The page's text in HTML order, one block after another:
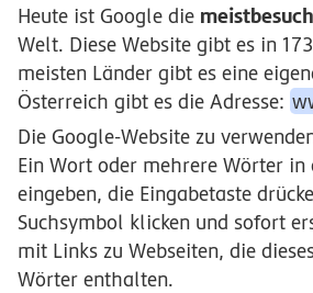
Heute ist Google die
Welt. Diese Website gibt es in
meisten Länder gibt es eine
Österreich gibt es die Adresse:
Die Google-Website zu
Ein Wort oder mehrere Wörter in
eingeben, die Eingabetaste
Suchsymbol klicken und sofort
mit Links zu Webseiten, die
Wörter enthalten.